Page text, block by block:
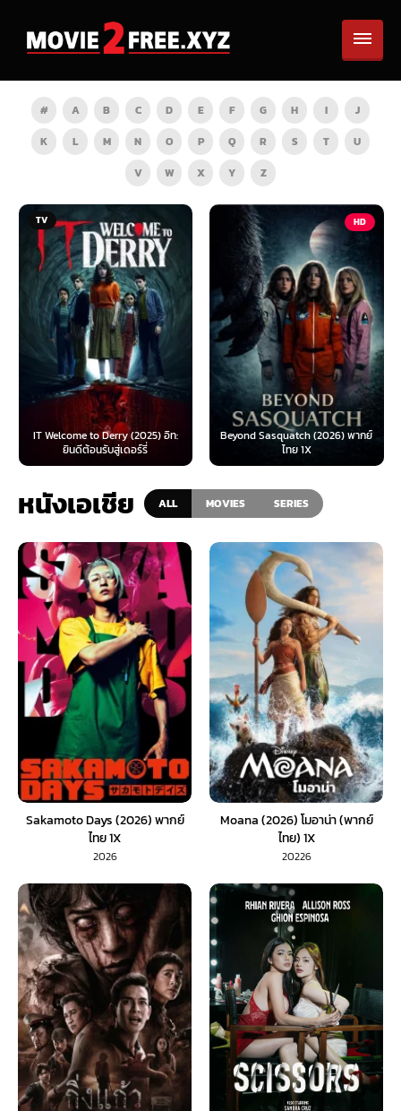
# A B C D E F G H I
J
K
L M N O P Q R S T
U
V
W X Y Z
TV
IT Welcome to Derry (2025) อิท:
ยินดีต้อนรับสู่เดอร์รี่
HD
Beyond Sasquatch (2026) พากย์
ไทย 1X
หนังเอเชีย ALL MOVIES SERIES
Sakamoto Days (2026) พากย์
ไทย 1X
2026
Moana (2026) โมอาน่า (พากย์
ไทย) 1X
20226